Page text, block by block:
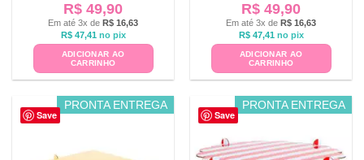
R$ 49,90
Em até 3x de R$ 16,63
R$47,41 no pix
ADICIONAR AO
CARRINHO
R$ 49,90
Em até 3x de R$ 16,63
R$47,41 no pix
ADICIONAR AO
CARRINHO
Save
PRONTA ENTREGA
Save
PRONTA ENTREGA